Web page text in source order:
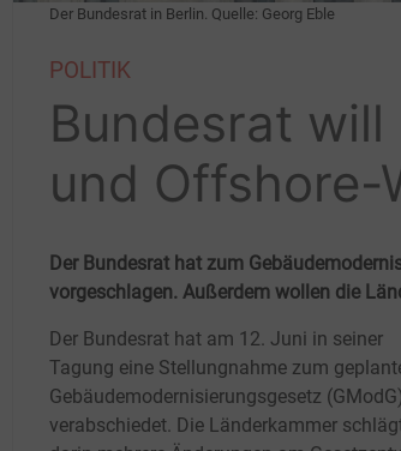
Der Bundesrat in Berlin. Quelle: Georg Eble
POLITIK
Bundesrat
und Offshore-
Der Bundesrat hat zum
vorgeschlagen. Außerdem wollen die
Der Bundesrat hat am 12. Juni in seiner
Tagung eine Stellungnahme zum
Gebäudemodernisierungsgesetz (GModG)
verabschiedet. Die Länderkammer